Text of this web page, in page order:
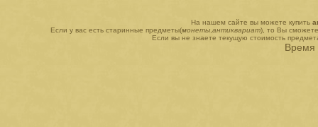
На нашем сайте вы можете купить
Если у вас есть старинные предметы(монеты, антиквариат), то Вы
Если вы не знаете текущую стоимость
Время